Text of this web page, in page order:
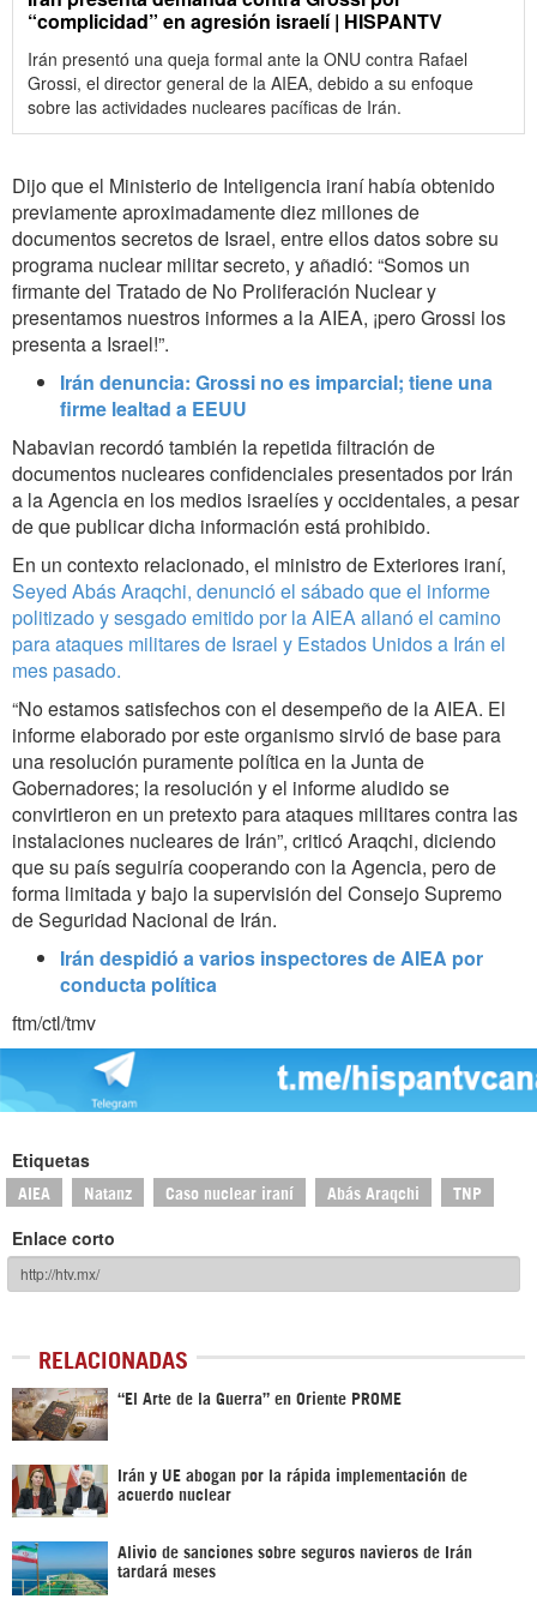
“complicidad” en agresión israelí | HISPANTV
Irán presentó una queja formal ante la ONU contra Rafael
Grossi, el director general de la AIEA, debido a su enfoque
sobre las actividades nucleares pacíficas de Irán.
Dijo que el Ministerio de Inteligencia iraní había obtenido
previamente aproximadamente diez millones de
documentos secretos de Israel, entre ellos datos sobre su
programa nuclear militar secreto, y añadió: “Somos un
firmante del Tratado de No Proliferación Nuclear y
presentamos nuestros informes a la AIEA, ¡pero Grossi los
presenta a Israel!”.
Irán denuncia: Grossi no es imparcial; tiene una
firme lealtad a EEUU
Nabavian recordó también la repetida filtración de
documentos nucleares confidenciales presentados por Irán
a la Agencia en los medios israelíes y occidentales, a pesar
de que publicar dicha información está prohibido.
En un contexto relacionado, el ministro de Exteriores iraní,
Seyed Abás Araqchi, denunció el sábado que el informe
politizado y sesgado emitido por la AIEA allanó el camino
para ataques militares de Israel y Estados Unidos a Irán el
mes pasado.
“No estamos satisfechos con el desempeño de la AIEA. El
informe elaborado por este organismo sirvió de base para
una resolución puramente política en la Junta de
Gobernadores; la resolución y el informe aludido se
convirtieron en un pretexto para ataques militares contra las
instalaciones nucleares de Irán”, criticó Araqchi, diciendo
que su país seguiría cooperando con la Agencia, pero de
forma limitada y bajo la supervisión del Consejo Supremo
de Seguridad Nacional de Irán.
Irán despidió a varios inspectores de AIEA por
conducta política
ftm/ctl/tmv
Etiquetas
AIEA Natanz Caso nuclear iraní Abás Araqchi TNP
Enlace corto
RELACIONADAS
“El Arte de la Guerra” en Oriente PROME
Irán y UE abogan por la rápida implementación de
acuerdo nuclear
Alivio de sanciones sobre seguros navieros de Irán
tardará meses